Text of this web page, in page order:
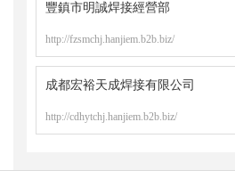
豐鎮市明誠焊接經營部
http://fzsmchj.hanjiem.b2b.biz/
成都宏裕天成焊接有限公司
http://cdhytchj.hanjiem.b2b.biz/